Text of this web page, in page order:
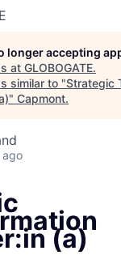
longer accepting
at GLOBOGATE.
similar to "Strategic
" Capmont.
ago
(a)